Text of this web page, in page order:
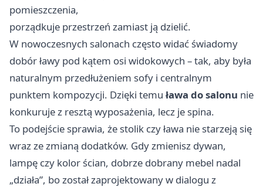
pomieszczenia,
porządkuje przestrzeń zamiast ją dzielić.
W nowoczesnych salonach często widać świadomy
dobór ławy pod kątem osi widokowych – tak, aby była
naturalnym przedłużeniem sofy i centralnym
punktem kompozycji. Dzięki temu ława do salonu nie
konkuruje z resztą wyposażenia, lecz je spina.
To podejście sprawia, że stolik czy ława nie starzeją się
wraz ze zmianą dodatków. Gdy zmienisz dywan,
lampę czy kolor ścian, dobrze dobrany mebel nadal
„działa”, bo został zaprojektowany w dialogu z